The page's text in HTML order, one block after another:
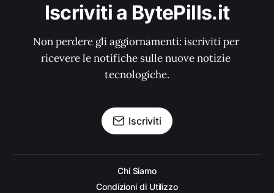
Iscriviti a BytePills.it
Non perdere gli aggiornamenti: iscriviti per
ricevere le notifiche sulle nuove notizie
tecnologiche.
Iscriviti
Chi Siamo
Condizioni di Utilizzo